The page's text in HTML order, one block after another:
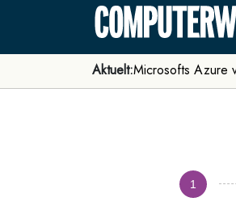
Aktuelt:Microsofts Azure
1